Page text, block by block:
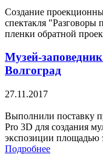
Cоздание
спектакля "Разговоры
пленки обратной
Музей-
Волгоград
27.11.2017
Выполнили поставку
Pro 3D для создания
экспозиции площадью
Подробнее